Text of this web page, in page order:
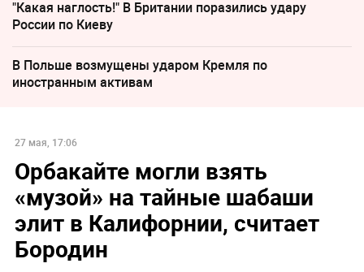
"Какая наглость!" В Британии поразились удару
России по Киеву
В Польше возмущены ударом Кремля по
иностранным активам
27 мая, 17:06
Орбакайте могли взять
«музой» на тайные шабаши
элит в Калифорнии, считает
Бородин